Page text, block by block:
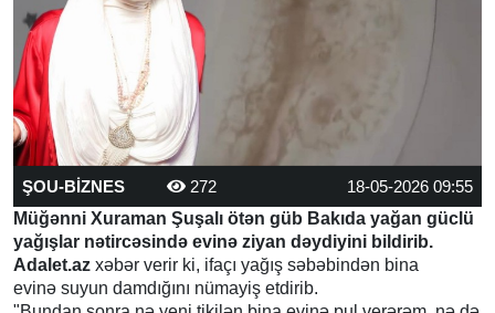
ŞOU-BİZNES 272
18-05-2026 09:55
Müğənni Xuraman Şuşalı ötən güb Bakıda yağan güclü
yağışlar nətircəsində evinə ziyan dəydiyini bildirib.
Adalet.az xəbər verir ki, ifaçı yağış səbəbindən bina
evinə suyun damdığını nümayiş etdirib.